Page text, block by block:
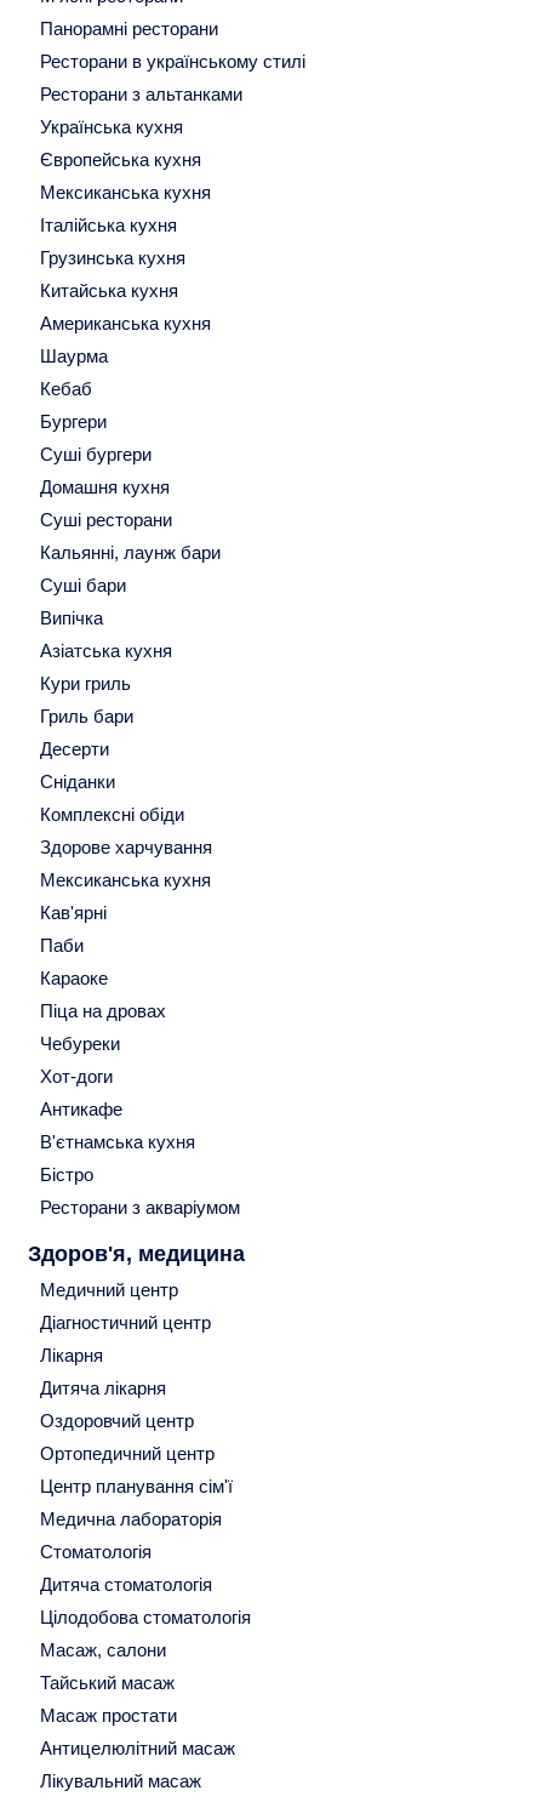
Панорамні ресторани
Ресторани в українському стилі
Ресторани з альтанками
Українська кухня
Європейська кухня
Мексиканська кухня
Італійська кухня
Грузинська кухня
Китайська кухня
Американська кухня
Шаурма
Кебаб
Бургери
Суші бургери
Домашня кухня
Суші ресторани
Кальянні, лаунж бари
Суші бари
Випічка
Азіатська кухня
Кури гриль
Гриль бари
Десерти
Сніданки
Комплексні обіди
Здорове харчування
Мексиканська кухня
Кав'ярні
Паби
Караоке
Піца на дровах
Чебуреки
Хот-доги
Антикафе
В'єтнамська кухня
Бістро
Ресторани з акваріумом
Здоров'я, медицина
Медичний центр
Діагностичний центр
Лікарня
Дитяча лікарня
Оздоровчий центр
Ортопедичний центр
Центр планування сім'ї
Медична лабораторія
Стоматологія
Дитяча стоматологія
Цілодобова стоматологія
Масаж, салони
Тайський масаж
Масаж простати
Антицелюлітний масаж
Лікувальний масаж